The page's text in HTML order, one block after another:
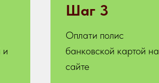
и
Шаг 3
Оплати полис
банковской картой на
сайте